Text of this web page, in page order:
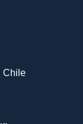
Chile